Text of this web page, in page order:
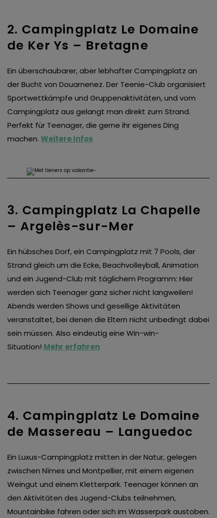
2. Campingplatz Le Domaine
de Ker Ys – Bretagne
Ein überschaubarer, aber lebhafter Campingplatz an
der Bucht von Douarnenez. Der Teenie-Club organisiert
Sportwettkämpfe und Gruppenaktivitäten, und vom
Campingplatz aus gelangt man direkt zum Strand.
Perfekt für Teenager, die gerne ihr eigenes Ding
machen. Weitere Infos
3. Campingplatz La Chapelle
– Argelès-sur-Mer
Ein hübsches Dorf, ein Campingplatz mit 7 Pools, der
Strand gleich um die Ecke, Beachvolleyball, Animation
und ein Jugend-Club mit täglichem Programm: Hier
werden sich Teenager ganz sicher nicht langweilen!
Abends werden Shows und gesellige Aktivitäten
veranstaltet, bei denen die Eltern nicht unbedingt dabei
sein müssen. Also eindeutig eine Win-win-
Situation! Mehr erfahren
4. Campingplatz Le Domaine
de Massereau – Languedoc
Ein Luxus-Campingplatz mitten in der Natur, gelegen
zwischen Nîmes und Montpellier, mit einem eigenen
Weingut und einem Kletterpark. Teenager können an
den Aktivitäten des Jugend-Clubs teilnehmen,
Mountainbike fahren oder sich im Wasserpark austoben.